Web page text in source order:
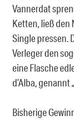
Vannerdat
Ketten, ließ den
Single pressen.
Verleger den
eine Flasche
d’Alba, genannt
Bisherige